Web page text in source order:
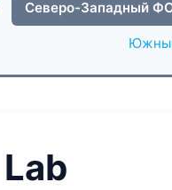
Северо-Западный